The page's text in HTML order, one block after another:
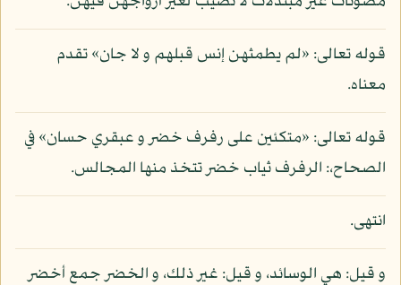
قوله تعالى: «لم يطمثهن إنس قبلهم و لا جان» تقدم
معناه.
قوله تعالى: «متكئين على رفرف خضر و عبقري حسان» في
الصحاح،: الرفرف ثياب خضر تتخذ منها المجالس.
انتهى.
و قيل: هي الوسائد، و قيل: غير ذلك، و الخضر جمع أخضر